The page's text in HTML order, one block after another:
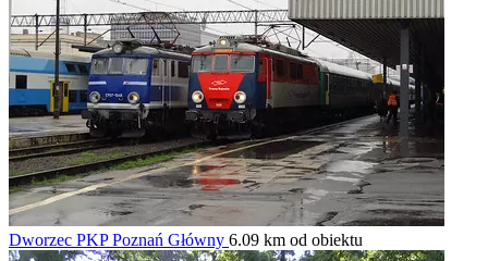
Dworzec PKP Poznań Główny 6.09 km od obiektu